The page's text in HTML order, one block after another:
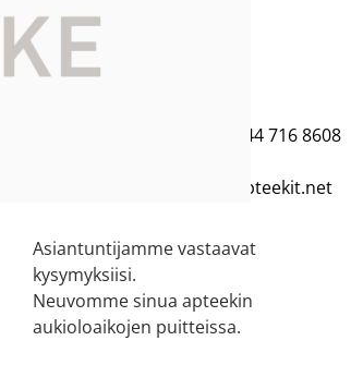
Asiakaspalvelu
Oulun Ruskon Apteekki:
044 716 8608
oulunruskonapteekki(at)apteekit.net
Asiantuntijamme vastaavat
kysymyksiisi.
Neuvomme sinua apteekin
aukioloaikojen puitteissa.